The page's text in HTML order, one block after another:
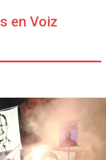
en Voiz